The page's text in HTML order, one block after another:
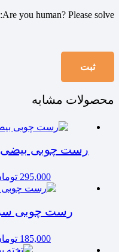
Are you human? Please solve:
محصولات مشابه
رست چوبی بیضی
295,000
رست چوبی
185,000